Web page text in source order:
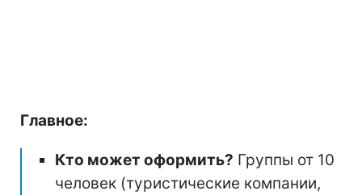
Главное:
Кто может оформить? Группы от 10
человек (туристические компании,